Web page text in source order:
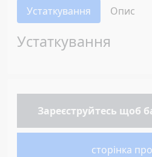
Устаткування Опис
Устаткування
Зареєструйтесь щоб
сторінка